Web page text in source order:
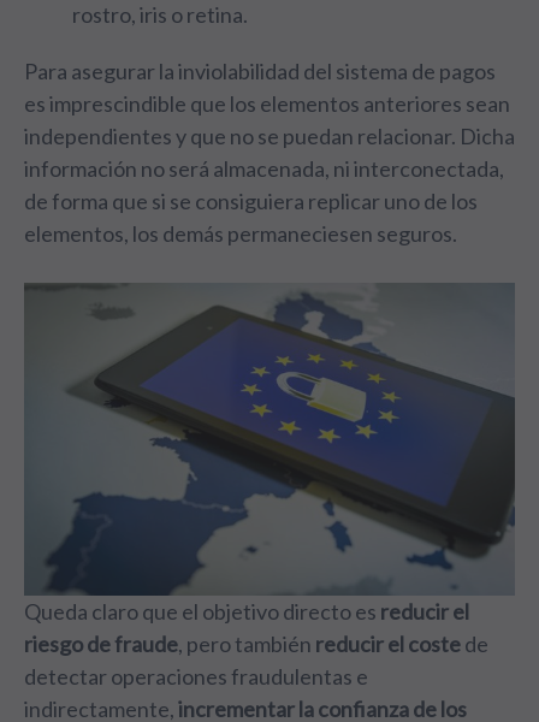
rostro, iris o retina.
Para asegurar la inviolabilidad del sistema de pagos
es imprescindible que los elementos anteriores sean
independientes y que no se puedan relacionar. Dicha
información no será almacenada, ni interconectada,
de forma que si se consiguiera replicar uno de los
elementos, los demás permaneciesen seguros.
Queda claro que el objetivo directo es reducir el
riesgo de fraude, pero también reducir el costede
detectar operaciones fraudulentas e
indirectamente,incrementar la confianza de los